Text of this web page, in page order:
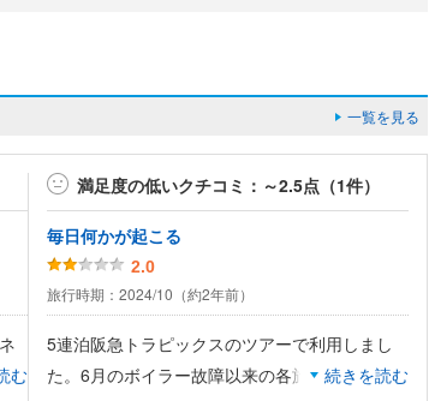
一覧を見る
む
満足度の低いクチコミ：～2.5点（1件）
毎日何かが起こる
2.0
旅行時期：2024/10（約2年前）
5連泊阪急トラピックスのツアーで利用しまし
た。6月のボイラー故障以来の各旅行会社での
続きを読む